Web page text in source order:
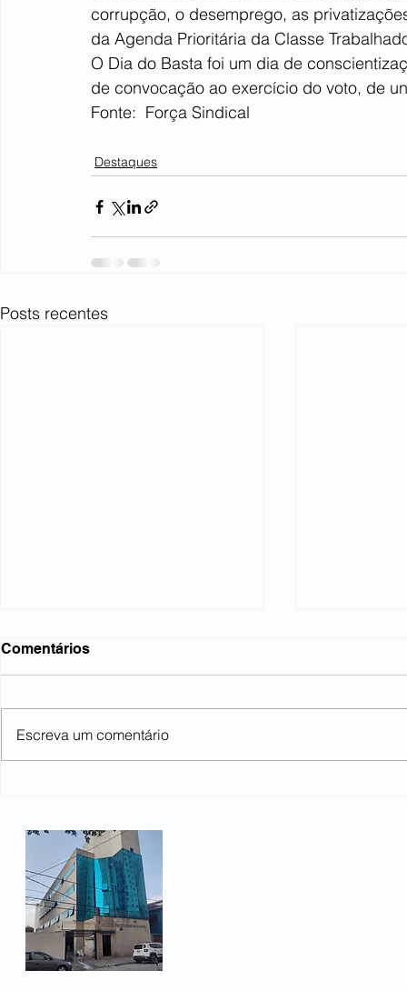
corrupção, o desemprego, as
da Agenda Prioritária da Classe
O Dia do Basta foi um dia de
de convocação ao exercício do voto, de
Fonte:  Força Sindical
Destaques
Posts recentes
trabalhadores
Comentários
Escreva um comentário